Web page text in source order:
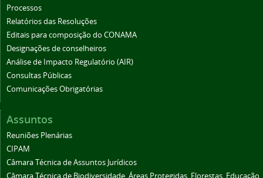
Processos
Relatórios das Resoluções
Editais para composição do CONAMA
Designações de conselheiros
Análise de Impacto Regulatório (AIR)
Consultas Públicas
Comunicações Obrigatórias
Assuntos
Reuniões Plenárias
CIPAM
Câmara Técnica de Assuntos Jurídicos
Câmara Técnica de Biodiversidade, Áreas Protegidas, Florestas, Educação